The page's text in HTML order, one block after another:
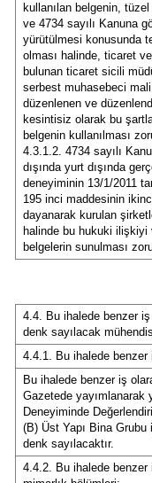
kullanılan belgenin,
ve 4734 sayılı Kanuna
yürütülmesi konusunda
olması halinde, ticaret
bulunan ticaret sicili
serbest muhasebeci
düzenlenen ve
kesintisiz olarak bu
belgenin kullanılması
4.3.1.2. 4734 sayılı
dışında yurt dışında
deneyiminin 13/1/2011
195 inci maddesinin
dayanarak kurulan
halinde bu hukuki
belgelerin sunulması
4.4. Bu ihalede benzer
denk sayılacak
4.4.1. Bu ihalede
Bu ihalede benzer iş
Gazetede yayımlanarak
Deneyiminde
(B) Üst Yapı Bina
denk sayılacaktır.
4.4.2. Bu ihalede